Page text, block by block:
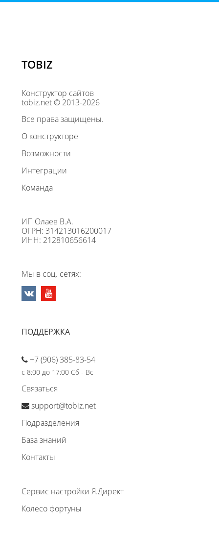
TOBIZ
Конструктор сайтов
tobiz.net © 2013-2026
Все права защищены.
О конструкторе
Возможности
Интеграции
Команда
ИП Олаев В.А.
ОГРН: 314213016200017
ИНН: 212810656614
Мы в соц. сетях:
ПОДДЕРЖКА
+7 (906) 385-83-54
с 8:00 до 17:00 Сб - Вс
Связаться
support@tobiz.net
Подразделения
База знаний
Контакты
Сервис настройки Я.Директ
Колесо фортуны